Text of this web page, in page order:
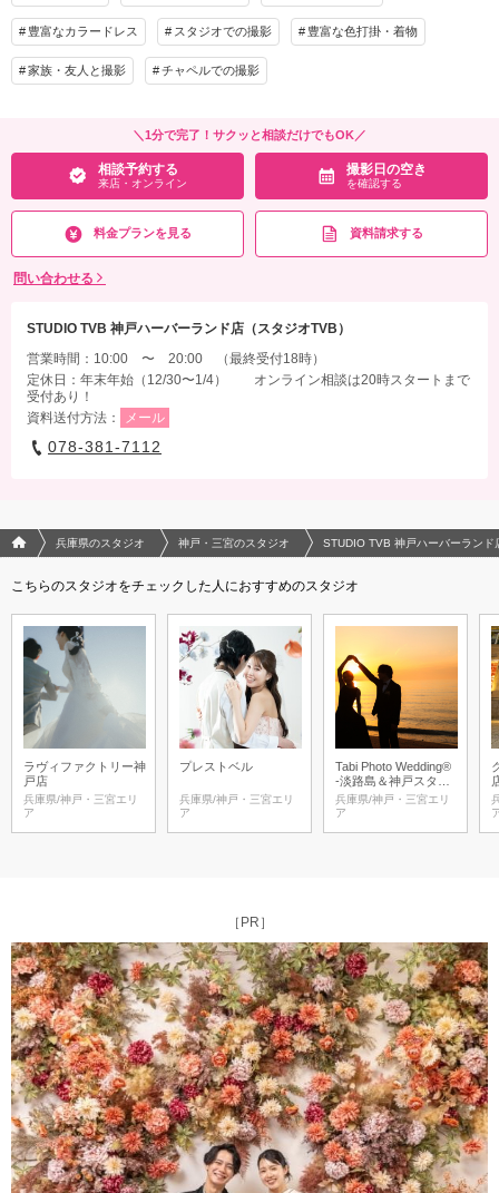
豊富なカラードレス スタジオでの撮影 豊富な色打掛・着物
家族・友人と撮影 チャペルでの撮影
＼1分で完了！サクッと相談だけでもOK／
相談予約する
来店・オンライン
撮影日の空き
を確認する
料金プランを見る 資料請求する
問い合わせる
STUDIO TVB 神戸ハーバーランド店（スタジオTVB）
営業時間：10:00 〜 20:00 （最終受付18時）
定休日：年末年始（12/30〜1/4） オンライン相談は20時スタートまで
受付あり！
資料送付方法：
メール
078-381-7112
フォトウエディング/結婚写真のPhotorait ホーム
兵庫県のスタジオ 神戸・三宮のスタジオ STUDIO TVB 神戸ハーバーランド
こちらのスタジオをチェックした人におすすめのスタジオ
ラヴィファクトリー神
戸店
兵庫県/神戸・三宮エリ
ア
プレストベル
兵庫県/神戸・三宮エリ
ア
Tabi Photo Wedding®︎
-淡路島＆神戸スタジ
オ-
兵庫県/神戸・三宮エリ
ア
［PR］